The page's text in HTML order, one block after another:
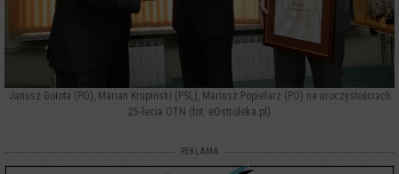
Janusz Gołota (PO), Marian Krupiński (PSL), Mariusz Popielarz (PO) na uroczystościach
25-lecia OTN (fot. eOstroleka.pl)
REKLAMA